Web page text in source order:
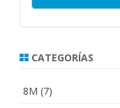
CATEGORÍAS
8M (7)